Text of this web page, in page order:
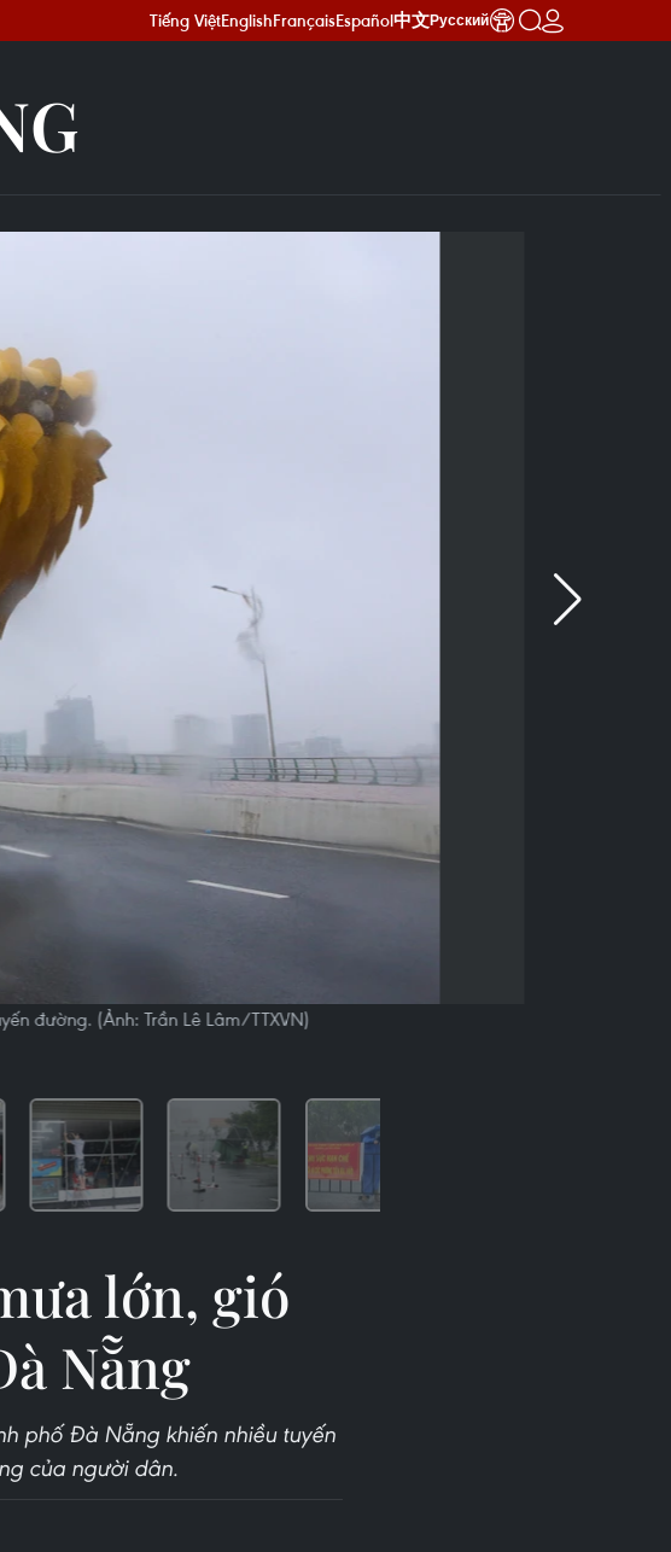
Tiếng ViệtEnglishFrançaisEspañol中文Русский
đường. (Ảnh: Trần Lê Lâm/TTXVN)
lớn, gió
Nẵng
phố Đà Nẵng khiến nhiều tuyến
của người dân.